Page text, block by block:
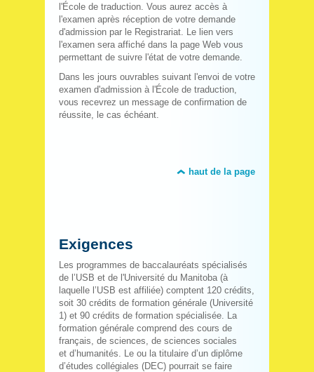
l'École de traduction. Vous aurez accès à
l'examen après réception de votre demande
d'admission par le Registrariat. Le lien vers
l'examen sera affiché dans la page Web vous
permettant de suivre l'état de votre demande.
Dans les jours ouvrables suivant l'envoi de votre
examen d'admission à l'École de traduction,
vous recevrez un message de confirmation de
réussite, le cas échéant.
haut de la page
Exigences
Les programmes de baccalauréats spécialisés
de l’USB et de l'Université du Manitoba (à
laquelle l’USB est affiliée) comptent 120 crédits,
soit 30 crédits de formation générale (Université
1) et 90 crédits de formation spécialisée. La
formation générale comprend des cours de
français, de sciences, de sciences sociales
et d’humanités. Le ou la titulaire d’un diplôme
d’études collégiales (DEC) pourrait se faire